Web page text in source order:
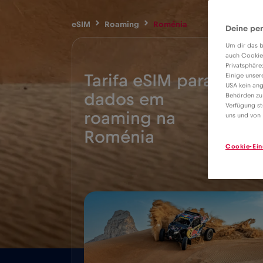
eSIM Roaming Roménia
Tarifa eSIM para
dados em
roaming na
Roménia
2€/
Deine
Um dir das
auch
Einige
USA kein
Behörden
Verfügung
uns und von
Cookie-